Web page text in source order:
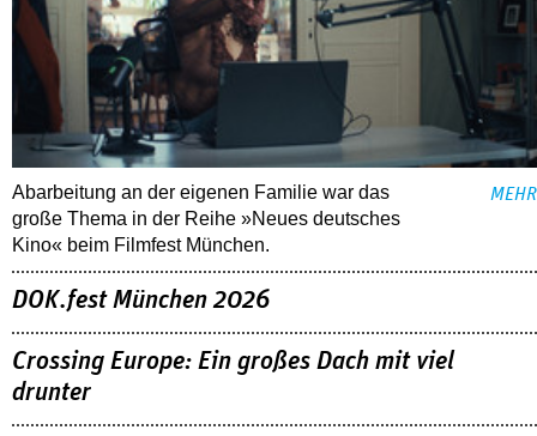
Abarbeitung an der eigenen Familie war das
große Thema in der Reihe »Neues deutsches
Kino« beim Filmfest München.
MEHR
DOK.fest München 2026
Crossing Europe: Ein großes Dach mit viel
drunter